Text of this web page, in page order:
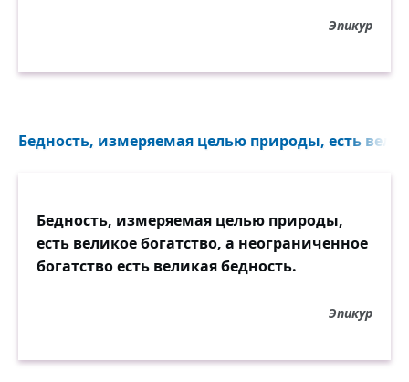
Эпикур
Бедность, измеряемая целью природы, есть
Бедность, измеряемая целью природы,
есть великое богатство, а неограниченное
богатство есть великая бедность.
Эпикур